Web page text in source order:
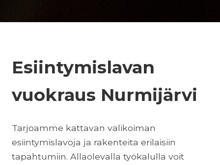
Esiintymislavan
vuokraus Nurmijärvi
Tarjoamme kattavan valikoiman
esiintymislavoja ja rakenteita erilaisiin
tapahtumiin. Allaolevalla työkalulla voit